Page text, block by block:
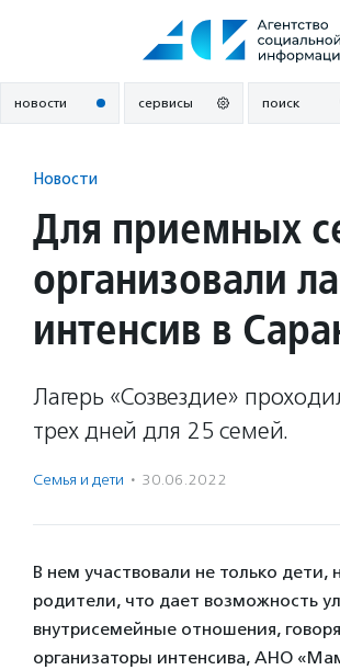
новости сервисы поиск
Новости
Для приемных
организовали
интенсив в
Лагерь «Созвездие»
трех дней для 25 семей.
Семья и дети · 30.06.2022
В нем участвовали не только дети,
родители, что дает возможность
внутрисемейные отношения,
организаторы интенсива, АНО